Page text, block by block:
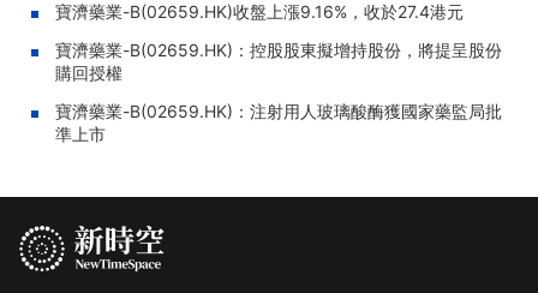
寶濟藥業-B(02659.HK)收盤上漲9.16%，收於27.4港元
寶濟藥業-B(02659.HK)：控股股東擬增持股份，將提呈股份
購回授權
寶濟藥業-B(02659.HK)：注射用人玻璃酸酶獲國家藥監局批
準上市